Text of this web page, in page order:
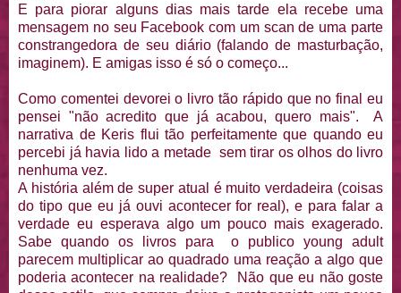
E para piorar alguns dias mais tarde ela recebe uma
mensagem no seu Facebook com um scan de uma parte
constrangedora de seu diário (falando de masturbação,
imaginem). E amigas isso é só o começo...
Como comentei devorei o livro tão rápido que no final eu
pensei "não acredito que já acabou, quero mais". A
narrativa de Keris flui tão perfeitamente que quando eu
percebi já havia lido a metade sem tirar os olhos do livro
nenhuma vez.
A história além de super atual é muito verdadeira (coisas
do tipo que eu já ouvi acontecer for real), e para falar a
verdade eu esperava algo um pouco mais exagerado.
Sabe quando os livros para o publico young adult
parecem multiplicar ao quadrado uma reação a algo que
poderia acontecer na realidade? Não que eu não goste